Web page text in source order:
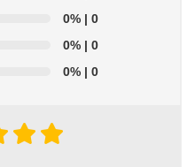
0% | 0
0% | 0
0% | 0